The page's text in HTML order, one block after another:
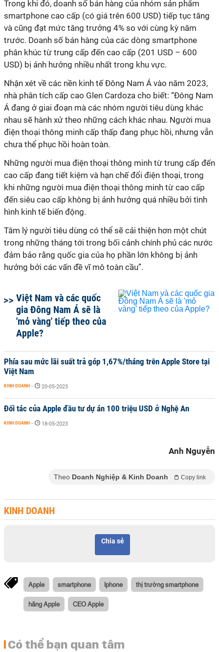
Trong khi đó, doanh số bán hàng của nhóm sản phẩm
smartphone cao cấp (có giá trên 600 USD) tiếp tục tăng
và cũng đạt mức tăng trưởng 4% so với cùng kỳ năm
trước. Doanh số bán hàng của các dòng smartphone
phân khúc từ trung cấp đến cao cấp (201 USD – 600
USD) bị ảnh hưởng nhiều nhất trong khu vực.
Nhận xét về các nền kinh tế Đông Nam Á vào năm 2023,
nhà phân tích cấp cao Glen Cardoza cho biết: “Đông Nam
Á đang ở giai đoạn mà các nhóm người tiêu dùng khác
nhau sẽ hành xử theo những cách khác nhau. Người mua
điện thoại thông minh cấp thấp đang phục hồi, nhưng vẫn
chưa thể phục hồi hoàn toàn.
Những người mua điện thoại thông minh từ trung cấp đến
cao cấp đang tiết kiệm và hạn chế đổi điện thoại, trong
khi những người mua điện thoại thông minh từ cao cấp
đến siêu cao cấp không bị ảnh hưởng quá nhiều bởi tình
hình kinh tế biến động.
Tâm lý người tiêu dùng có thể sẽ cải thiện hơn một chút
trong những tháng tới trong bối cảnh chính phủ các nước
đảm bảo rằng quốc gia của họ phần lớn không bị ảnh
hưởng bởi các vấn đề vĩ mô toàn cầu”.
Việt Nam và các quốc
gia Đông Nam Á sẽ là
'mỏ vàng' tiếp theo của
Apple?
Phía sau mức lãi suất trả góp 1,67%/tháng trên Apple Store tại
Việt Nam
KINH DOANH - 20-05-2023
Đối tác của Apple đầu tư dự án 100 triệu USD ở Nghệ An
KINH DOANH - 18-05-2023
Anh Nguyễn
Theo Doanh Nghiệp & Kinh Doanh Copy link
KINH DOANH
Chia sẻ
Apple smartphone Iphone thị trường smartphone
hãng Apple CEO Apple
Có thể bạn quan tâm